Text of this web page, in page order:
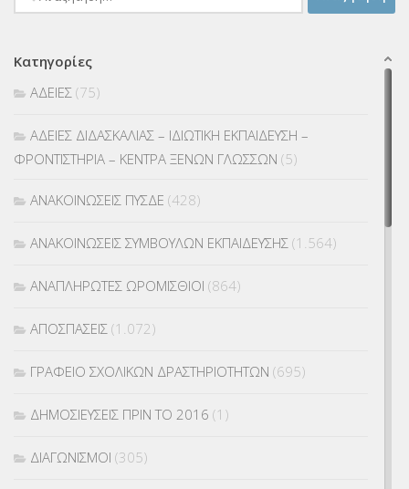
για:
Κατηγορίες
ΑΔΕΙΕΣ (75)
ΑΔΕΙΕΣ ΔΙΔΑΣΚΑΛΙΑΣ – ΙΔΙΩΤΙΚΗ ΕΚΠΑΙΔΕΥΣΗ –
ΦΡΟΝΤΙΣΤΗΡΙΑ – ΚΕΝΤΡΑ ΞΕΝΩΝ ΓΛΩΣΣΩΝ (5)
ΑΝΑΚΟΙΝΩΣΕΙΣ ΠΥΣΔΕ (428)
ΑΝΑΚΟΙΝΩΣΕΙΣ ΣΥΜΒΟΥΛΩΝ ΕΚΠΑΙΔΕΥΣΗΣ (1.564)
ΑΝΑΠΛΗΡΩΤΕΣ ΩΡΟΜΙΣΘΙΟΙ (864)
ΑΠΟΣΠΑΣΕΙΣ (1.072)
ΓΡΑΦΕΙΟ ΣΧΟΛΙΚΩΝ ΔΡΑΣΤΗΡΙΟΤΗΤΩΝ (695)
ΔΗΜΟΣΙΕΥΣΕΙΣ ΠΡΙΝ ΤΟ 2016 (1)
ΔΙΑΓΩΝΙΣΜΟΙ (305)